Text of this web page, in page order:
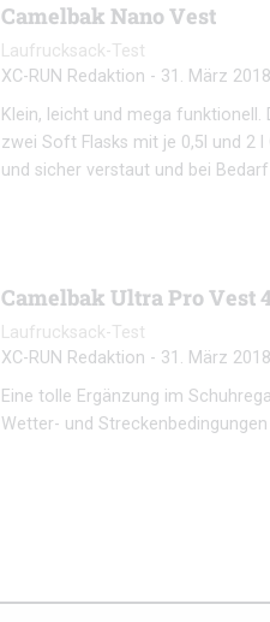
Camelbak Nano Vest
Laufrucksack-Test
XC-RUN Redaktion - 31. März 2018
Klein, leicht und mega
zwei Soft Flasks mit je 0,5l und 2
und sicher verstaut und bei
Camelbak Ultra Pro Vest
Laufrucksack-Test
XC-RUN Redaktion - 31. März 2018
Eine tolle Ergänzung im
Wetter- und